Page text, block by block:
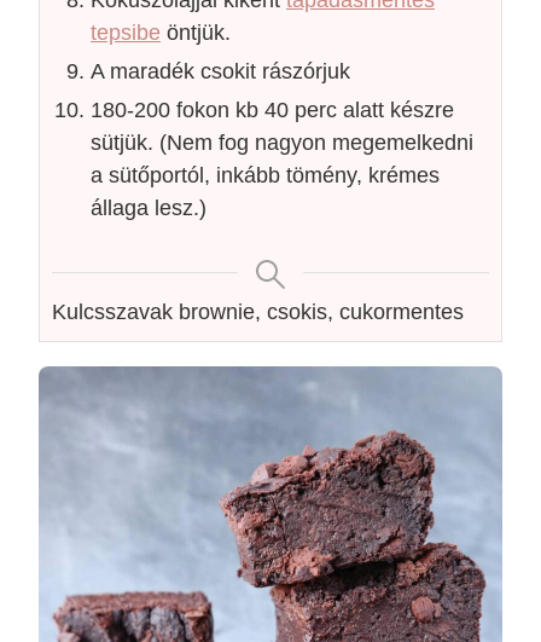
tepsibe öntjük.
A maradék csokit rászórjuk
180-200 fokon kb 40 perc alatt készre
sütjük. (Nem fog nagyon megemelkedni
a sütőportól, inkább tömény, krémes
állaga lesz.)
Kulcsszavak brownie, csokis, cukormentes